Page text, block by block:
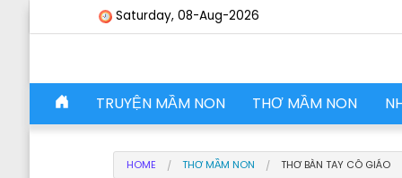
Skip to contentSaturday, 08-Aug-2026
Skip to content
Main Navigation
TRUYỆN MẦM NON THƠ MẦM NON
HOME THƠ MẦM NON THƠ BÀN TAY CÔ GIÁO